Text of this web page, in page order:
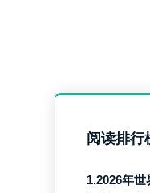
阅读排行
1.2026年